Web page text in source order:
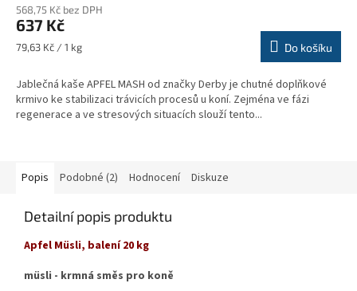
568,75 Kč bez DPH
637 Kč
Měrná
79,63 Kč / 1 kg Do košíku
Jablečná kaše APFEL MASH od značky Derby je chutné doplňkové
krmivo ke stabilizaci trávicích procesů u koní. Zejména ve fázi
regenerace a ve stresových situacích slouží tento...
Popis Podobné (2) Hodnocení Diskuze
Detailní popis produktu
Apfel Müsli, balení 20 kg
müsli - krmná směs pro koně